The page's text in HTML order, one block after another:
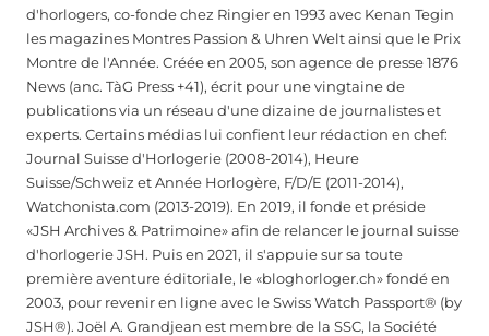
d'horlogers, co-fonde chez Ringier en 1993 avec Kenan Tegin
les magazines Montres Passion & Uhren Welt ainsi que le Prix
Montre de l'Année. Créée en 2005, son agence de presse 1876
News (anc. TàG Press +41), écrit pour une vingtaine de
publications via un réseau d'une dizaine de journalistes et
experts. Certains médias lui confient leur rédaction en chef:
Journal Suisse d'Horlogerie (2008-2014), Heure
Suisse/Schweiz et Année Horlogère, F/D/E (2011-2014),
Watchonista.com (2013-2019). En 2019, il fonde et préside
«JSH Archives & Patrimoine» afin de relancer le journal suisse
d'horlogerie JSH. Puis en 2021, il s'appuie sur sa toute
première aventure éditoriale, le «bloghorloger.ch» fondé en
2003, pour revenir en ligne avec le Swiss Watch Passport® (by
JSH®). Joël A. Grandjean est membre de la SSC, la Société